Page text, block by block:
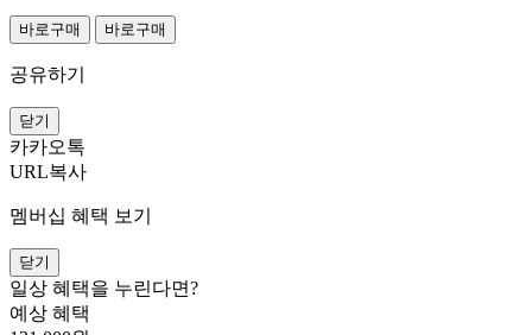
바로구매 바로구매
공유하기
닫기
카카오톡
URL복사
멤버십 혜택 보기
닫기
일상 혜택을 누린다면?
예상 혜택